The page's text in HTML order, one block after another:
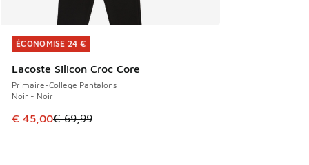
ÉCONOMISE 24 €
Lacoste Silicon Croc Core
Primaire-College Pantalons
Noir - Noir
Cet article est en promotion. Prix en baisse de € 69,99 à
€ 45,00€ 69,99
ÉCONOMISE 24 €